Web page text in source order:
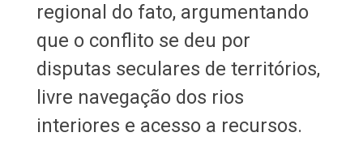
regional do fato, argumentando
que o conflito se deu por
disputas seculares de territórios,
livre navegação dos rios
interiores e acesso a recursos.